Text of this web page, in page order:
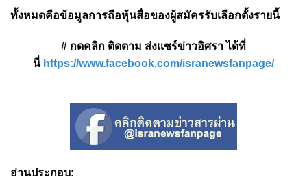
ทั้งหมดคือข้อมูลการถือหุ้นสื่อของผู้สมัครรับเลือกตั้งรายนี้
# กดคลิก ติดตาม ส่งแชร์ข่าวอิศรา ได้ที่
นี่ https://www.facebook.com/isranewsfanpage/
อ่านประกอบ: